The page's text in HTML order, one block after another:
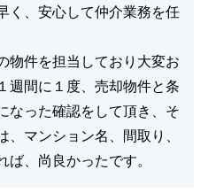
く、安心して仲介業務を任
物件を担当しており大変お
週間に１度、売却物件と条
なった確認をして頂き、そ
マンション名、間取り、
ば、尚良かったです。